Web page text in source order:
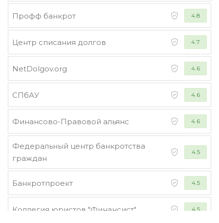
Профф банкрот 4.8
Центр списания долгов 4.7
NetDolgov.org 4.6
СПбАУ 4.6
Финансово-Правовой альянс 4.6
Федеральный центр банкротства
граждан
4.5
Банкротпроект 4.5
Коллегия юристов "Финансист" 4.5